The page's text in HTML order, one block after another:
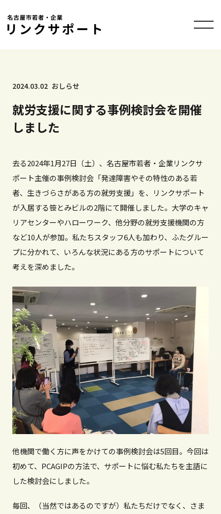
就労支援に関する事例検討会を開催
しました
2024.03.02 おしらせ
去る2024年1月27日（土）、名古屋市若者・企業リンクサ
ポート主催の事例検討会「発達障害やその特性のある若
者、生きづらさがある方の就労支援」を、リンクサポート
が入居する笹とみビルの2階にて開催しました。大学のキャ
リアセンターやハローワーク、他分野の就労支援機関の方
など10人が参加。私たちスタッフ6人も加わり、ふたグルー
プに分かれて、いろんな状況にある方のサポートについて
考えを深めました。
他機関で働く方に声をかけての事例検討会は5回目。今回は
初めて、PCAGIPの方法で、サポートに悩む私たちを主語に
した検討会にしました。
毎回、（当然ではあるのですが）私たちだけでなく、さま